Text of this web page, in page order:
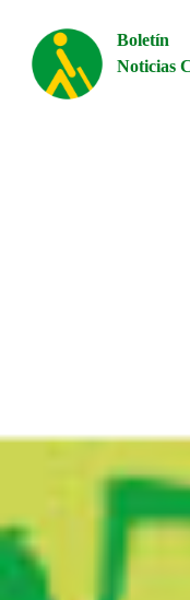
Boletín
Noticias